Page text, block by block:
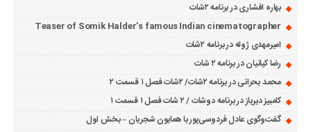
بهاره افشاری در برنامه ۲شات
Teaser of Somik Halder’s famous Indian cinematographer
امیرمهدی ژوله در برنامه ۲شات
رضا کیانیان در برنامه ۲ شات
محمد بحرانی در برنامه ۲شات/ ۲شات فصل ۱ قسمت ۲
کامبیز دیرباز در برنامه دوشات / ۲ شات فصل ۱ قسمت ۱
گفت‌وگوی عادل فردوسی‌پور با همایون شجریان – بخش اول